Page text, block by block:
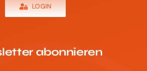
LOGIN
abonnieren